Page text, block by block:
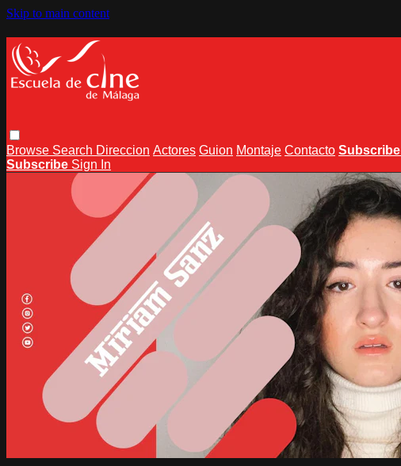
Skip to main content
Browse Search Direccion Actores Guion Montaje Contacto Subscribe
Subscribe Sign In